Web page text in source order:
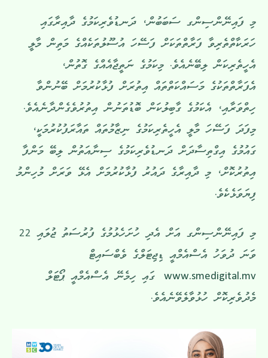
މި ފައިނޭންސިންގ ސަބަބުން، ދަނޑުވެރިކަމުގެ ދާއިރާގައި
ހަރަކާތްތެރިވާ ފަރާތްތަކަށް ފަސޭހަ އުސޫލުތަކެއްގެ މަތިން މާލީ
އެހީތެރިކަން ލިބޭނެއެވެ. މިކަމުގެ ނަތީޖާއެއްގެ ގޮތުން،
އެފަރާތްތަކުގެ މަސައްކަތްތައް އިތުރަށް ފުޅާކުރުމަށް ބޭނުންވާ
ހިތްވަރާއި، އެކަމުގެ ގާބިލުކަން ބޮޑުތަނުން އިތުރުވެގެންދާނެއެވެ.
މިފަދަ ފަސޭހަ މާލީ އެހީތެރިކަމުގެ ނިޒާމުތައް ތައާރަފުކުރުމަކީ،
ގައުމުގެ އިގްތިސާދަށް ދަނޑުވެރިކަމުގެ ސިނާއަތުން ލިބޭ މަންފާ
އިތުރުކޮށް، މި ދާއިރާގެ ދައުރު ފުޅާކުރުމަށް އެޅޭ ވަރަށް މުހިންމު
ފިޔަވަޅެކެވެ.
މި ފައިނޭންސިންގ އަށް އެދި ހުށަހެޅުމުގެ ފުރުސަތު ޖުލައި 22
ވަނަ ދުވަހު އެސްއެމްއީ ޑިޖިޓަލްގެ ވެބްސައިޓް
www.smedigital.mv ގައި ހިމެނޭ އެސްއެމްއީ ޕޯޓަލް
މެދުވެރިކޮށް ހުޅުވާލެވޭނެއެވެ.